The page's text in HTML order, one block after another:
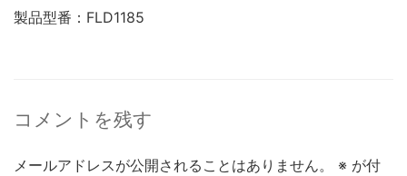
製品型番：FLD1185
コメントを残す
メールアドレスが公開されることはありません。 ※ が付